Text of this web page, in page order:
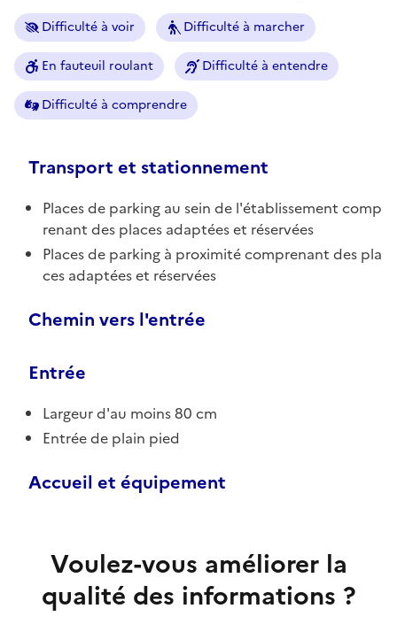
Difficulté à voir Difficulté à marcher
En fauteuil roulant Difficulté à entendre
Difficulté à comprendre
Transport et stationnement
Places de parking au sein de l'établissement comp
renant des places adaptées et réservées
Places de parking à proximité comprenant des pla
ces adaptées et réservées
Chemin vers l'entrée
Entrée
Largeur d'au moins 80 cm
Entrée de plain pied
Accueil et équipement
Voulez-vous améliorer la
qualité des informations ?